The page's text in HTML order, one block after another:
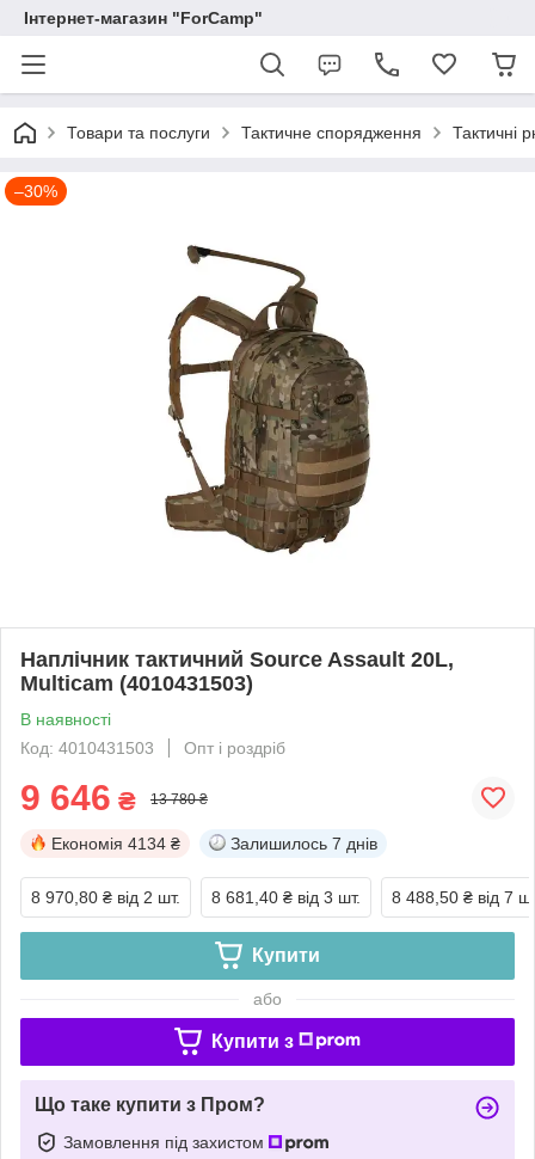
Інтернет-магазин "ForCamp"
Товари та послуги Тактичне спорядження Тактичні
–30%
Наплічник тактичний Source Assault 20L,
Multicam (4010431503)
В наявності
Код: 4010431503
Опт і роздріб
9 646 ₴ 13 780 ₴
Економія 4134 ₴ Залишилось 7 днів
8 970,80 ₴ від 2 шт. 8 681,40 ₴ від 3 шт. 8 488,50 ₴ від 7
Купити
або
Купити з
Що таке купити з Пром?
Замовлення під захистом